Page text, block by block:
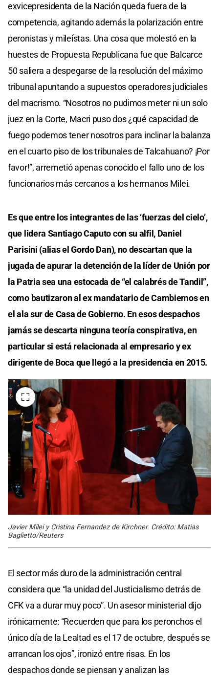
exvicepresidenta de la Nación queda fuera de la
competencia, agitando además la polarización entre
peronistas y mileístas. Una cosa que molestó en la
huestes de Propuesta Republicana fue que Balcarce
50 saliera a despegarse de la resolución del máximo
tribunal apuntando a supuestos operadores judiciales
del macrismo. “Nosotros no pudimos meter ni un solo
juez en la Corte, Macri puso dos ¿qué capacidad de
fuego podemos tener nosotros para inclinar la balanza
en el cuarto piso de los tribunales de Talcahuano? ¡Por
favor!”, arremetió apenas conocido el fallo uno de los
funcionarios más cercanos a los hermanos Milei.
Es que entre los integrantes de las ‘fuerzas del cielo’,
que lidera Santiago Caputo con su alfil, Daniel
Parisini (alias el Gordo Dan), no descartan que la
jugada de apurar la detención de la líder de Unión por
la Patria sea una estocada de “el calabrés de Tandil”,
como bautizaron al ex mandatario de Cambiemos en
el ala sur de Casa de Gobierno. En esos despachos
jamás se descarta ninguna teoría conspirativa, en
particular si está relacionada al empresario y ex
dirigente de Boca que llegó a la presidencia en 2015.
Javier Milei y Cristina Fernandez de Kirchner. Crédito: Matias
Baglietto/Reuters
El sector más duro de la administración central
considera que “la unidad del Justicialismo detrás de
CFK va a durar muy poco”. Un asesor ministerial dijo
irónicamente: “Recuerden que para los peronchos el
único día de la Lealtad es el 17 de octubre, después se
arrancan los ojos”, ironizó entre risas. En los
despachos donde se piensan y analizan las